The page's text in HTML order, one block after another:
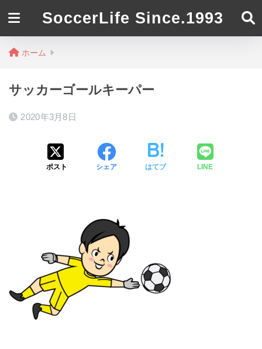
SoccerLife Since.1993
ホーム
サッカーゴールキーパー
2020年3月8日
ポスト シェア はてブ LINE